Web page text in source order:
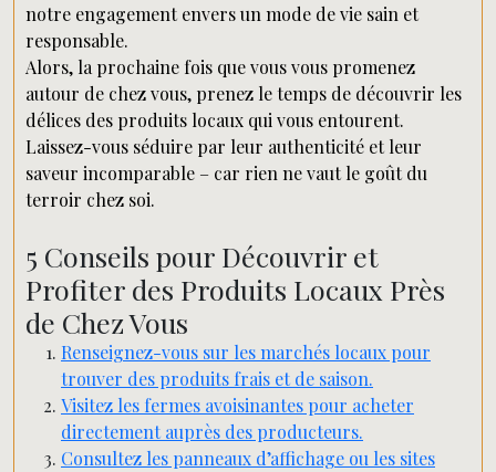
notre engagement envers un mode de vie sain et
responsable.
Alors, la prochaine fois que vous vous promenez
autour de chez vous, prenez le temps de découvrir les
délices des produits locaux qui vous entourent.
Laissez-vous séduire par leur authenticité et leur
saveur incomparable – car rien ne vaut le goût du
terroir chez soi.
5 Conseils pour Découvrir et
Profiter des Produits Locaux Près
de Chez Vous
Renseignez-vous sur les marchés locaux pour
trouver des produits frais et de saison.
Visitez les fermes avoisinantes pour acheter
directement auprès des producteurs.
Consultez les panneaux d’affichage ou les sites